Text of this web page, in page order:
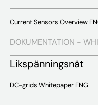
Current Sensors Overview
DOKUMENTATION -
Likspänningsnät
DC-grids Whitepaper ENG